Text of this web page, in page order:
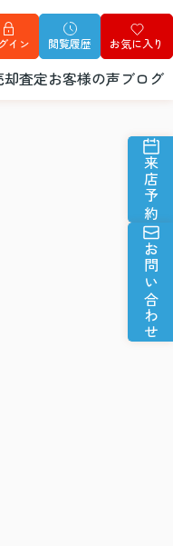
イン 閲覧履歴 お気に入り
却査定お客様の声ブログ
来店予約
お問い合わせ